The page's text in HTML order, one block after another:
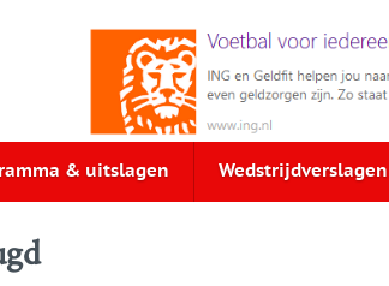
& uitslagen Wedstrijdverslagen